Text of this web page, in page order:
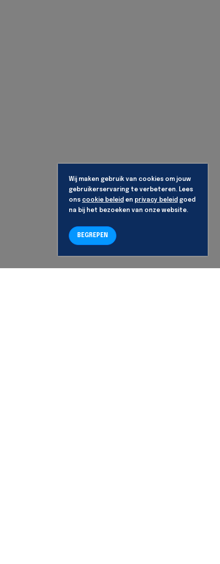
Wij maken gebruik van cookies om jouw
gebruikerservaring te verbeteren. Lees
ons cookie beleid en privacy beleid goed
na bij het bezoeken van onze website.
BEGREPEN